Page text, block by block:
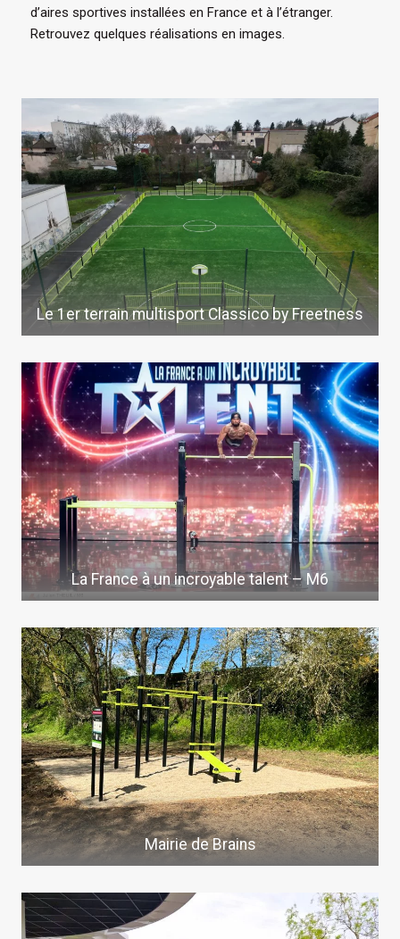
d’aires sportives installées en France et à l’étranger.
Retrouvez quelques réalisations en images.
Le 1er terrain multisport Classico by Freetness
La France à un incroyable talent – M6
Mairie de Brains